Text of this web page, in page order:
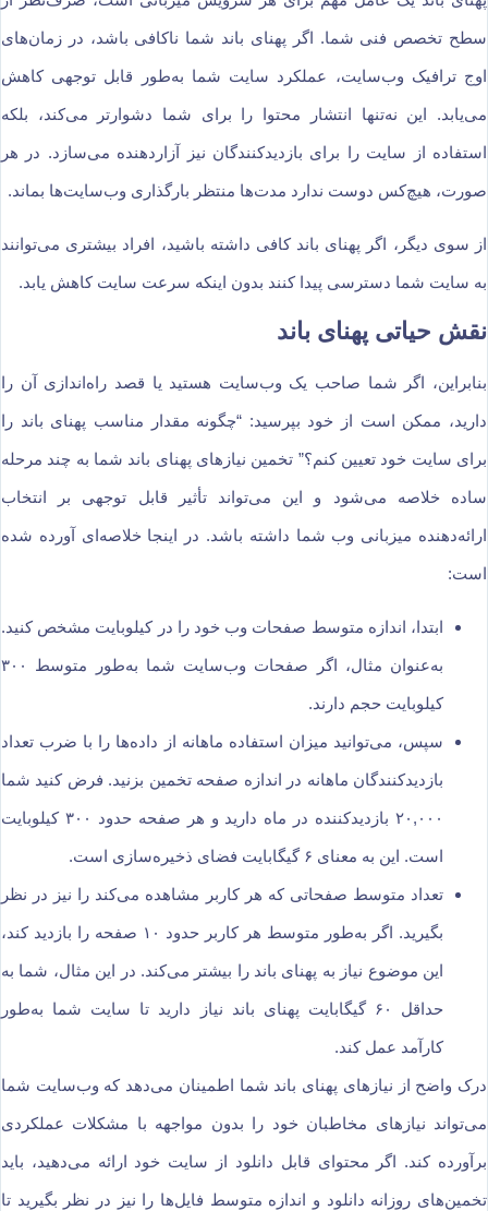
سطح تخصص فنی شما. اگر پهنای باند شما ناکافی باشد، در زمان‌های
اوج ترافیک وب‌سایت، عملکرد سایت شما به‌طور قابل توجهی کاهش
می‌یابد. این نه‌تنها انتشار محتوا را برای شما دشوارتر می‌کند، بلکه
استفاده از سایت را برای بازدیدکنندگان نیز آزاردهنده می‌سازد. در هر
صورت، هیچ‌کس دوست ندارد مدت‌ها منتظر بارگذاری وب‌سایت‌ها بماند.
از سوی دیگر، اگر پهنای باند کافی داشته باشید، افراد بیشتری می‌توانند
به سایت شما دسترسی پیدا کنند بدون اینکه سرعت سایت کاهش یابد.
نقش حیاتی پهنای باند
بنابراین، اگر شما صاحب یک وب‌سایت هستید یا قصد راه‌اندازی آن را
دارید، ممکن است از خود بپرسید: “چگونه مقدار مناسب پهنای باند را
برای سایت خود تعیین کنم؟” تخمین نیازهای پهنای باند شما به چند مرحله
ساده خلاصه می‌شود و این می‌تواند تأثیر قابل توجهی بر انتخاب
ارائه‌دهنده میزبانی وب شما داشته باشد. در اینجا خلاصه‌ای آورده شده
است:
ابتدا، اندازه متوسط صفحات وب خود را در کیلوبایت مشخص کنید.
به‌عنوان مثال، اگر صفحات وب‌سایت شما به‌طور متوسط ۳۰۰
کیلوبایت حجم دارند.
سپس، می‌توانید میزان استفاده ماهانه از داده‌ها را با ضرب تعداد
بازدیدکنندگان ماهانه در اندازه صفحه تخمین بزنید. فرض کنید شما
۲۰,۰۰۰ بازدیدکننده در ماه دارید و هر صفحه حدود ۳۰۰ کیلوبایت
است. این به معنای ۶ گیگابایت فضای ذخیره‌سازی است.
تعداد متوسط صفحاتی که هر کاربر مشاهده می‌کند را نیز در نظر
بگیرید. اگر به‌طور متوسط هر کاربر حدود ۱۰ صفحه را بازدید کند،
این موضوع نیاز به پهنای باند را بیشتر می‌کند. در این مثال، شما به
حداقل ۶۰ گیگابایت پهنای باند نیاز دارید تا سایت شما به‌طور
کارآمد عمل کند.
درک واضح از نیازهای پهنای باند شما اطمینان می‌دهد که وب‌سایت شما
می‌تواند نیازهای مخاطبان خود را بدون مواجهه با مشکلات عملکردی
برآورده کند. اگر محتوای قابل دانلود از سایت خود ارائه می‌دهید، باید
تخمین‌های روزانه دانلود و اندازه متوسط فایل‌ها را نیز در نظر بگیرید تا